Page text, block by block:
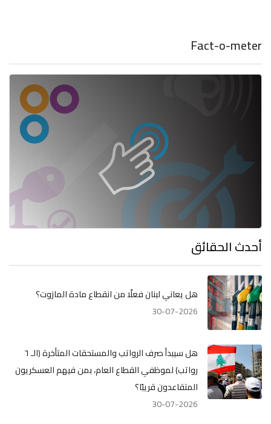
Fact-o-meter
أحدث الحقائق
هل يعاني لبنان فعلًا من انقطاع مادة المازوت؟
30-07-2026
هل سيبدأ صرف الرواتب والمستحقات المتأخرة (الـ ٦
رواتب) لموظفي القطاع العام، بمن فيهم العسكريون
المتقاعدون قريبًا؟
30-07-2026